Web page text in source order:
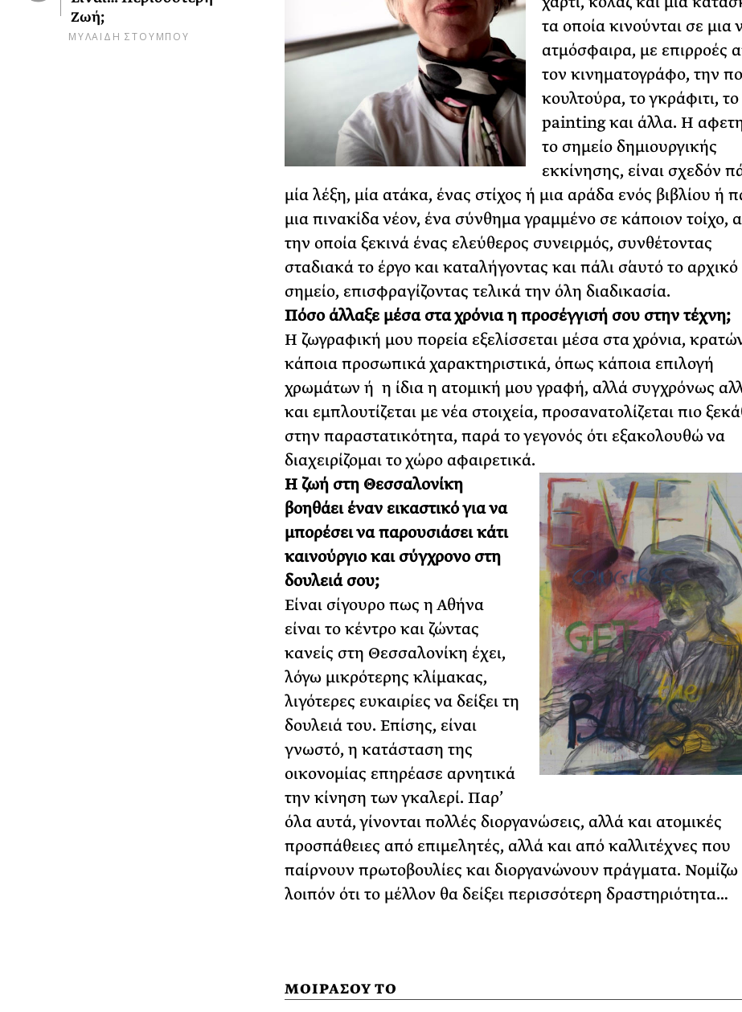
Ζωή;
ΜΥΛΑΙΔΗ ΣΤΟΥΜΠΟΥ
τα οποία κινούνται σε μια
ατμόσφαιρα, με επιρροές
τον κινηματογράφο, την
κουλτούρα, το γκράφιτι,
painting και άλλα. Η
το σημείο δημιουργικής
εκκίνησης, είναι σχεδόν
μία λέξη, μία ατάκα, ένας στίχος ή μια αράδα ενός βιβλίου ή
μια πινακίδα νέον, ένα σύνθημα γραμμένο σε κάποιον τοίχο,
την οποία ξεκινά ένας ελεύθερος συνειρμός, συνθέτοντας
σταδιακά το έργο και καταλήγοντας και πάλι σ΄αυτό το αρχικό
σημείο, επισφραγίζοντας τελικά την όλη διαδικασία.
Πόσο άλλαξε μέσα στα χρόνια η προσέγγισή σου στην τέχνη;
Η ζωγραφική μου πορεία εξελίσσεται μέσα στα χρόνια,
κάποια προσωπικά χαρακτηριστικά, όπως κάποια επιλογή
χρωμάτων ή η ίδια η ατομική μου γραφή, αλλά συγχρόνως
και εμπλουτίζεται με νέα στοιχεία, προσανατολίζεται πιο
στην παραστατικότητα, παρά το γεγονός ότι εξακολουθώ να
διαχειρίζομαι το χώρο αφαιρετικά.
Η ζωή στη Θεσσαλονίκη
βοηθάει έναν εικαστικό για να
μπορέσει να παρουσιάσει κάτι
καινούργιο και σύγχρονο στη
δουλειά σου;
Είναι σίγουρο πως η Αθήνα
είναι το κέντρο και ζώντας
κανείς στη Θεσσαλονίκη έχει,
λόγω μικρότερης κλίμακας,
λιγότερες ευκαιρίες να δείξει τη
δουλειά του. Επίσης, είναι
γνωστό, η κατάσταση της
οικονομίας επηρέασε αρνητικά
την κίνηση των γκαλερί. Παρ’
όλα αυτά, γίνονται πολλές διοργανώσεις, αλλά και ατομικές
προσπάθειες από επιμελητές, αλλά και από καλλιτέχνες που
παίρνουν πρωτοβουλίες και διοργανώνουν πράγματα. Νομίζω
λοιπόν ότι το μέλλον θα δείξει περισσότερη δραστηριότητα…
ΜΟΙΡΑΣΟΥ ΤΟ